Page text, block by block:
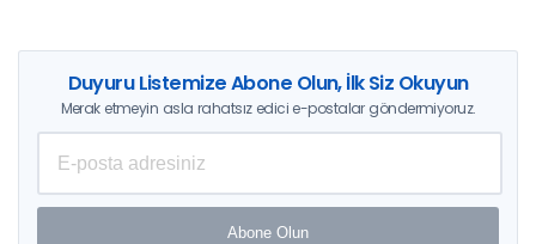
Duyuru Listemize Abone Olun, İlk Siz Okuyun
Merak etmeyin asla rahatsız edici e-postalar göndermiyoruz.
Abone Olun